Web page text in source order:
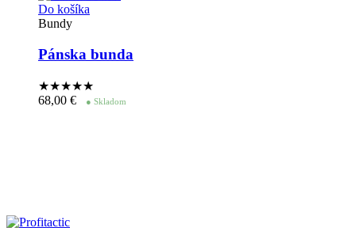
Do košíka
Bundy
Pánska bunda
★★★★★
68,00 € ● Skladom